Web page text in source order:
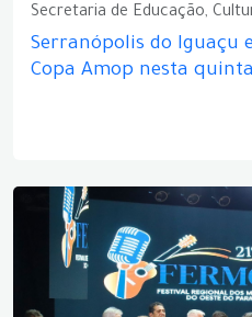
Secretaria de Educação,
Serranópolis do Iguaçu
Copa Amop nesta